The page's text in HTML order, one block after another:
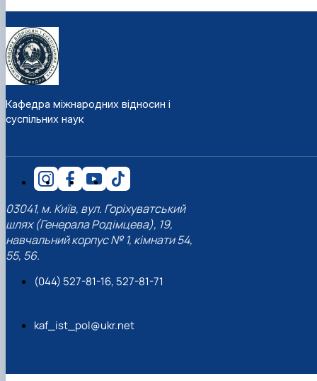
Кафедра міжнародних відносин і
суспільних наук
03041, м. Київ, вул. Горіхуватський
шлях (Генерала Родімцева), 19,
навчальний корпус № 1, кімнати 54,
55, 56.
(044) 527-81-16, 527-81-71
kaf_ist_pol@ukr.net